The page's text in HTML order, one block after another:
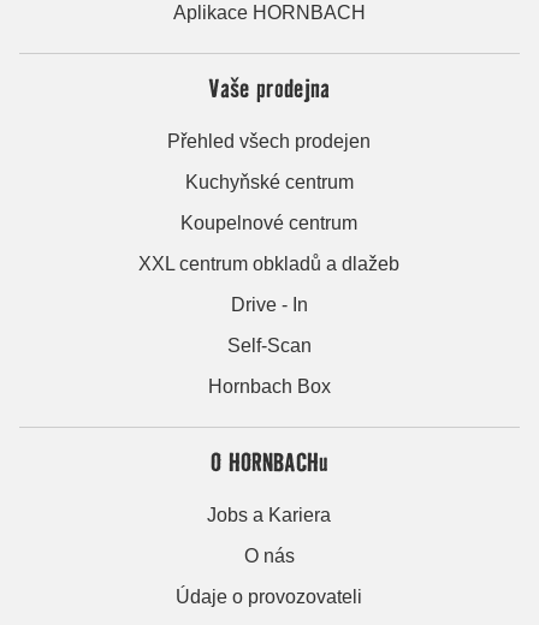
Aplikace HORNBACH
Vaše prodejna
Přehled všech prodejen
Kuchyňské centrum
Koupelnové centrum
XXL centrum obkladů a dlažeb
Drive - In
Self-Scan
Hornbach Box
O HORNBACHu
Jobs a Kariera
O nás
Údaje o provozovateli